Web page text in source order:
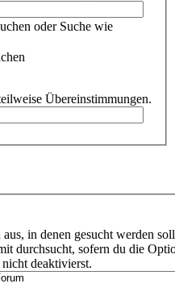
oder Suche wie
Übereinstimmungen.
in denen gesucht werden
durchsucht, sofern du die
deaktivierst.